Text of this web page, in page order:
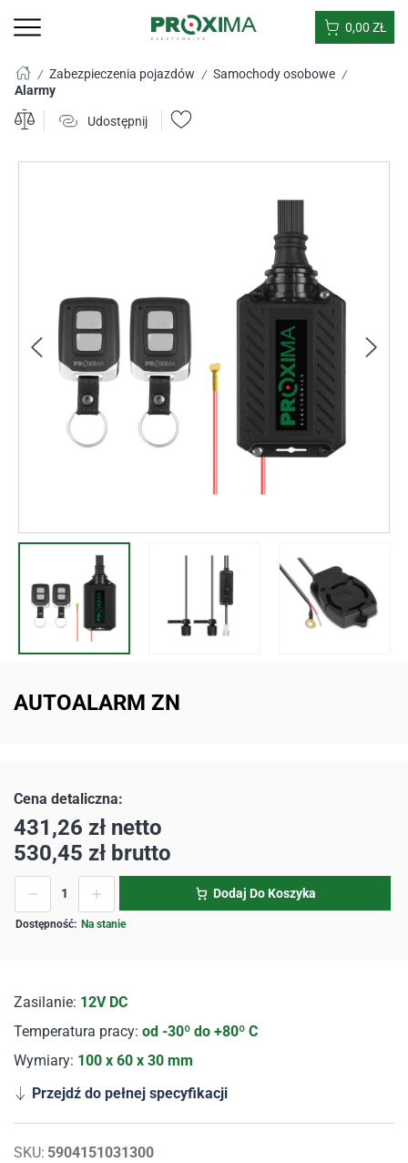
0,00 ZŁ
/ Zabezpieczenia pojazdów / Samochody osobowe /
Alarmy
Udostępnij
AUTOALARM ZN
Zasilanie: 12V DC
Temperatura pracy: od -30º do +80º C
Wymiary: 100 x 60 x 30 mm
Przejdź do pełnej specyfikacji
SKU: 5904151031300
431,26 zł netto
530,45 zł brutto
Na stanie
Dodaj Do Koszyka